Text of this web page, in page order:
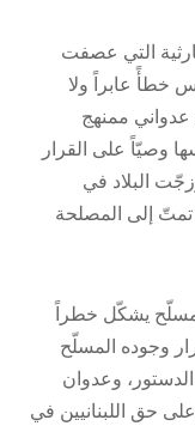
التي عصفت
خطأً عابراً ولا
عدواني ممنهج
وصيّاً على القرار
البلاد في
إلى المصلحة
يشكّل خطراً
وجوده المسلّح
وعدوان
حق اللبنانيين في